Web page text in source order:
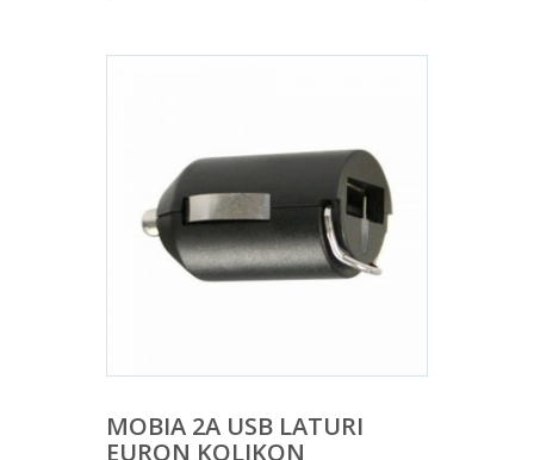
MOBIA 2A USB LATURI
EURON KOLIKON